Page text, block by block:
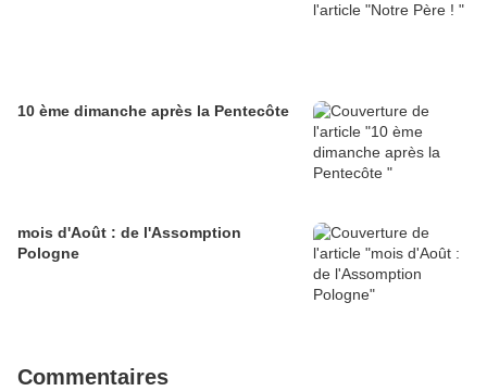
10 ème dimanche après la Pentecôte
mois d'Août : de l'Assomption
Pologne
Commentaires